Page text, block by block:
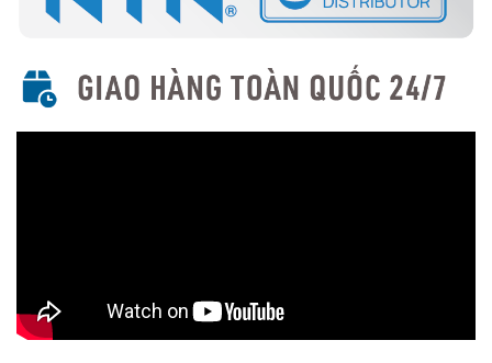
Cách chọn vòng bi côn NTN phù hợp
Xác định loại tải trọng (tải hướng tâm hay tải dọc trục).
Chọn đúng loại vòng bi có mã số phù hợp với ứng dụng.
Kiểm tra nguồn gốc để đảm bảo mua hàng chính hãng.
tại Việt Nam
. Liên hệ ngay với chúng tôi nếu Bạn cần tư vấn loại
vòng bi NTN phù hợp với ứng dụng của mình.